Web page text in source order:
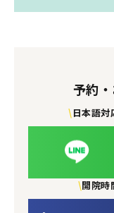
予約
\ 日本語対
\開院時